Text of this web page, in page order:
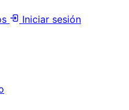
Iniciar sesión